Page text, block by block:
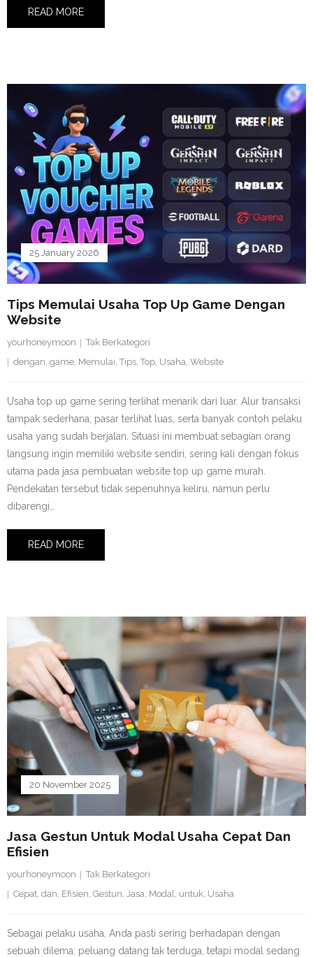
READ MORE
Tips Memulai Usaha Top Up Game Dengan
Website
25 January 2026
yourhoneymoon
Tak Berkategori
dengan game Memulai Tips Top Usaha Website
Usaha top up game sering terlihat menarik dari luar. Alur transaksi
tampak sederhana, pasar terlihat luas, serta banyak contoh pelaku
usaha yang sudah berjalan. Situasi ini membuat sebagian orang
langsung ingin memiliki website sendiri, sering kali dengan fokus
utama pada jasa pembuatan website top up game murah.
Pendekatan tersebut tidak sepenuhnya keliru, namun perlu
dibarengi…
READ MORE
Jasa Gestun Untuk Modal Usaha Cepat Dan
Efisien
20 November 2025
yourhoneymoon
Tak Berkategori
Cepat dan Efisien Gestun Jasa Modal untuk Usaha
Sebagai pelaku usaha, Anda pasti sering berhadapan dengan
sebuah dilema: peluang datang tak terduga, tetapi modal sedang